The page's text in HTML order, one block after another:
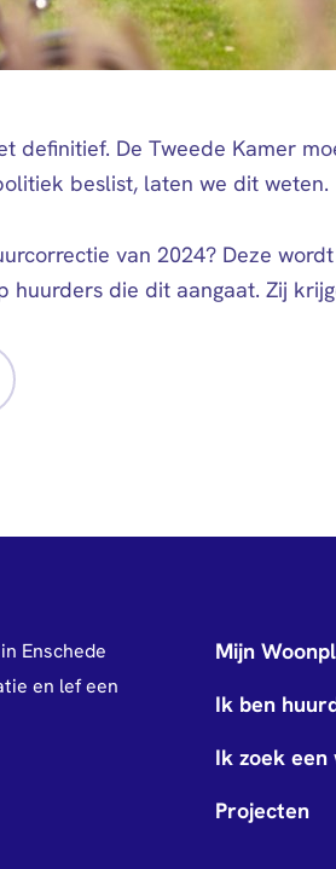
definitief. De Tweede Kamer
beslist, laten we dit
van 2024? Deze
huurders die dit aangaat. Zij
Enschede
en lef een
Mijn
Ik ben
Ik zoek een
Projecten